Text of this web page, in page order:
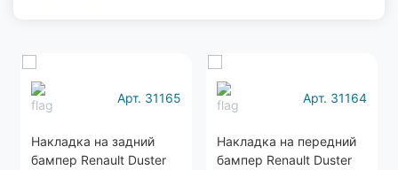
Арт. 31165
Накладка на задний
бампер Renault Duster
Арт. 31164
Накладка на передний
бампер Renault Duster